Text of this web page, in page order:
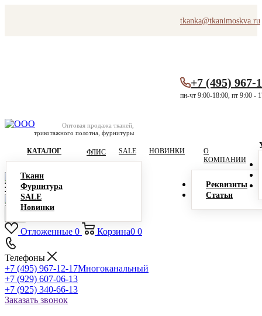
tkanka@tkanimoskva.ru
Оптовая продажа тканей,
трикотажного полотна, фурнитуры
+7 (495) 967-
пн-чт 9:00-18:00, пт 9:00 -
КАТАЛОГ
Ткани
Фурнитура
SALE
Новинки
ФЛИС SALE НОВИНКИ
О
КОМПАНИИ
Реквизиты
Статьи
Отложенные 0 Корзина0 0
Телефоны
+7 (495) 967-12-17Многоканальный
+7 (929) 607-06-13
+7 (925) 340-66-13
Заказать звонок